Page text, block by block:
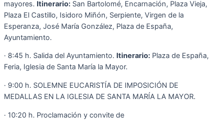
mayores. Itinerario: San Bartolomé, Encarnación, Plaza Vieja,
Plaza El Castillo, Isidoro Miñón, Serpiente, Virgen de la
Esperanza, José María González, Plaza de España,
Ayuntamiento.
· 8:45 h. Salida del Ayuntamiento. Itinerario: Plaza de España,
Feria, Iglesia de Santa María la Mayor.
· 9:00 h. SOLEMNE EUCARISTÍA DE IMPOSICIÓN DE
MEDALLAS EN LA IGLESIA DE SANTA MARÍA LA MAYOR.
· 10:20 h. Proclamación y convite de